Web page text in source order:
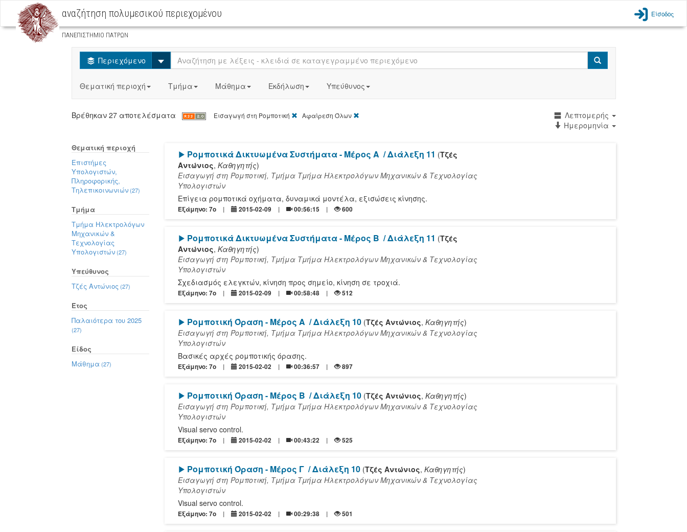
αναζήτηση πολυμεσικού περιεχομένου
ΠΑΝΕΠΙΣΤΗΜΙΟ ΠΑΤΡΩΝ
Είσοδος
Περιεχόμενο Select Search
Θεματική περιοχή Τμήμα Μάθημα Εκδήλωση Υπεύθυνος
Βρέθηκαν 27 αποτελέσματα Εισαγωγή στη Ρομποτική [X]Αφαίρεση Όλων [X]
Λεπτομερής
Ημερομηνία
[Play]
Ρομποτικά Δικτυωμένα Συστήματα - Μέρος Α / Διάλεξη 11 (Τζές
Αντώνιος, Καθηγητής)
Εισαγωγή στη Ρομποτική, Τμήμα Τμήμα Ηλεκτρολόγων Μηχανικών & Τεχνολογίας
Υπολογιστών
Επίγεια ρομποτικά οχήματα, δυναμικά μοντέλα, εξισώσεις κίνησης.
Εξάμηνο: 7o 2015-02-09 00:56:15 600
[Play]
Ρομποτικά Δικτυωμένα Συστήματα - Μέρος Β / Διάλεξη 11 (Τζές
Αντώνιος, Καθηγητής)
Εισαγωγή στη Ρομποτική, Τμήμα Τμήμα Ηλεκτρολόγων Μηχανικών & Τεχνολογίας
Υπολογιστών
Σχεδιασμός ελεγκτών, κίνηση προς σημείο, κίνηση σε τροχιά.
Εξάμηνο: 7o 2015-02-09 00:58:48 512
[Play]
Ρομποτική Όραση - Μέρος Α / Διάλεξη 10 (Τζές Αντώνιος, Καθηγητής)
Εισαγωγή στη Ρομποτική, Τμήμα Τμήμα Ηλεκτρολόγων Μηχανικών & Τεχνολογίας
Υπολογιστών
Βασικές αρχές ρομποτικής όρασης.
Εξάμηνο: 7o 2015-02-02 00:36:57 897
[Play]
Ρομποτική Όραση - Μέρος Β / Διάλεξη 10 (Τζές Αντώνιος, Καθηγητής)
Εισαγωγή στη Ρομποτική, Τμήμα Τμήμα Ηλεκτρολόγων Μηχανικών & Τεχνολογίας
Υπολογιστών
Visual servo control.
Εξάμηνο: 7o 2015-02-02 00:43:22 525
[Play]
Ρομποτική Όραση - Μέρος Γ / Διάλεξη 10 (Τζές Αντώνιος, Καθηγητής)
Εισαγωγή στη Ρομποτική, Τμήμα Τμήμα Ηλεκτρολόγων Μηχανικών & Τεχνολογίας
Υπολογιστών
Visual servo control.
Εξάμηνο: 7o 2015-02-02 00:29:38 501
Θεματική περιοχή
Επιστήμες
Υπολογιστών,
Πληροφορικής,
Τηλεπικοινωνιών(27)
Τμήμα
Τμήμα Ηλεκτρολόγων
Μηχανικών &
Τεχνολογίας
Υπολογιστών(27)
Υπεύθυνος
Τζές Αντώνιος (27)
Έτος
Παλαιότερα του 2025
(27)
Είδος
Μάθημα (27)